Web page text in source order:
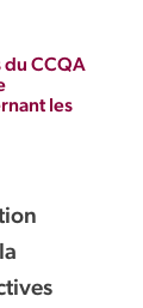
CCQA
les